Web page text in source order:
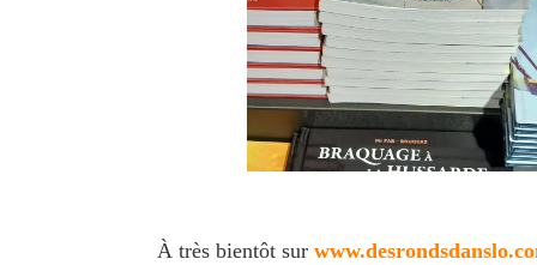
À très bientôt sur